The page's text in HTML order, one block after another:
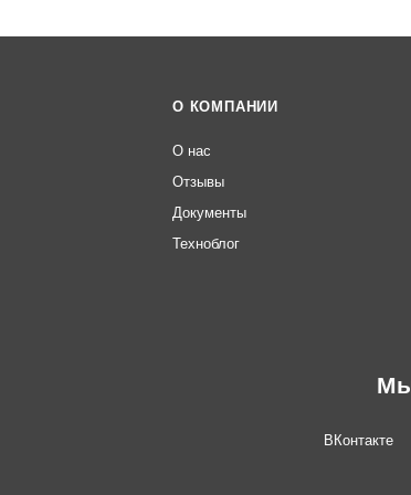
О КОМПАНИИ
О нас
Отзывы
Документы
Техноблог
ВКонтакте